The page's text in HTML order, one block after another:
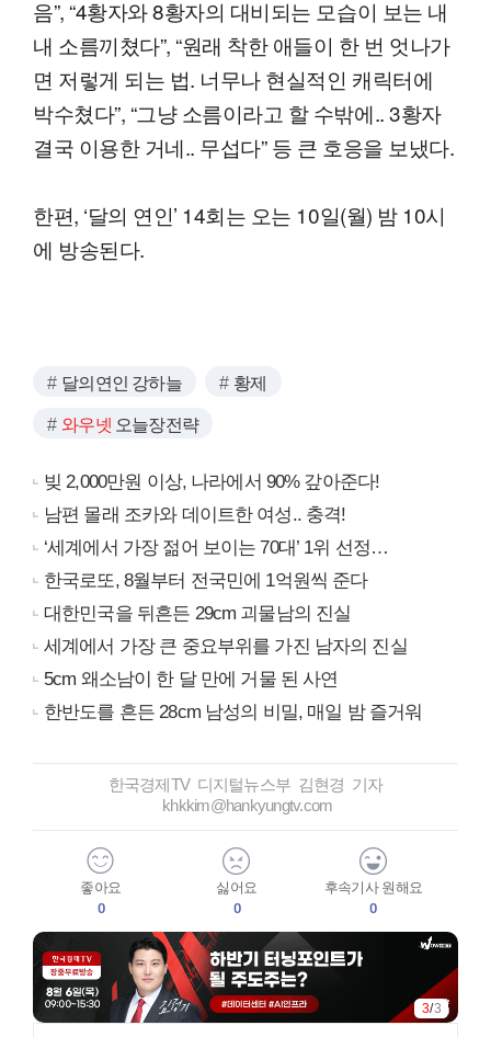
음”, “4황자와 8황자의 대비되는 모습이 보는 내
내 소름끼쳤다”, “원래 착한 애들이 한 번 엇나가
면 저렇게 되는 법. 너무나 현실적인 캐릭터에
박수쳤다”, “그냥 소름이라고 할 수밖에.. 3황자
결국 이용한 거네.. 무섭다” 등 큰 호응을 보냈다.
한편, ‘달의 연인’ 14회는 오는 10일(월) 밤 10시
에 방송된다.
달의연인 강하늘 황제
와우넷 오늘장전략
빚 2,000만원 이상, 나라에서 90% 갚아준다!
남편 몰래 조카와 데이트한 여성.. 충격!
‘세계에서 가장 젊어 보이는 70대’ 1위 선정…
한국로또, 8월부터 전국민에 1억원씩 준다
대한민국을 뒤흔든 29cm 괴물남의 진실
세계에서 가장 큰 중요부위를 가진 남자의 진실
5cm 왜소남이 한 달 만에 거물 된 사연
한반도를 흔든 28cm 남성의 비밀, 매일 밤 즐거워
한국경제TV 디지털뉴스부 김현경 기자
khkkim@hankyungtv.com
좋아요
0
싫어요
0
후속기사 원해요
0
3/3